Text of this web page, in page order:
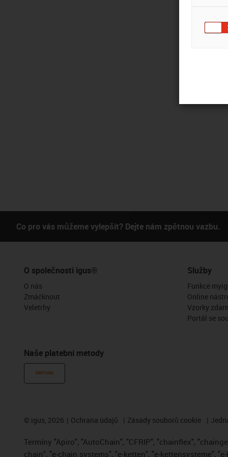
Co pro vás můžeme vylepšit? Dejte nám zpětnou vazbu.
O společnosti igus®
O nás
Zmáčknout
Veletrhy
Naše platební metody
FAKTURA
Služby
Funkce
Online
Vzorky
Portál se
© igus, 2026 Ochrana údajů Zásady souborů cookie
Termíny "Apiro", "AutoChain", "CFRIP", "chainflex",
chain", "e-chain systems", "e-ketten", "e-kettensysteme",